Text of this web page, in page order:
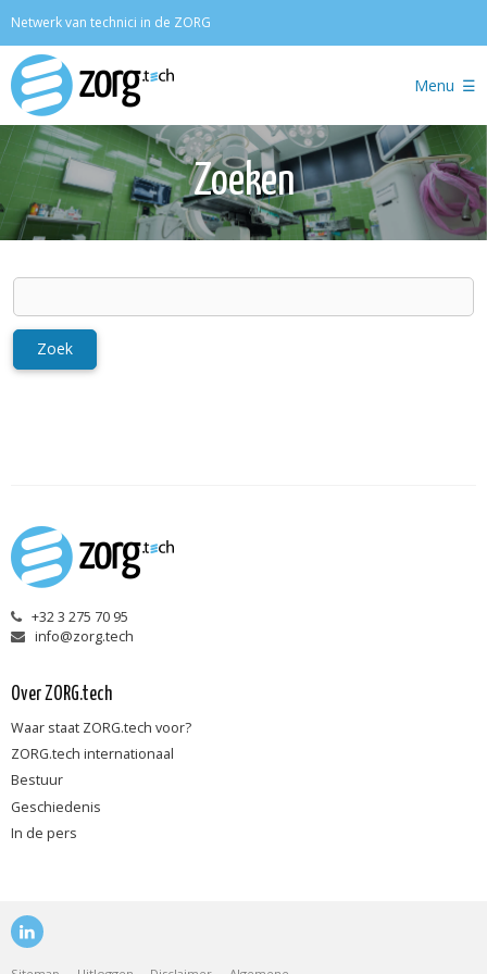
Netwerk van technici in de ZORG
Menu
Zoeken
Zoek
+32 3 275 70 95
info@zorg.tech
Over ZORG.tech
Waar staat ZORG.tech voor?
ZORG.tech internationaal
Bestuur
Geschiedenis
In de pers
Visit
our